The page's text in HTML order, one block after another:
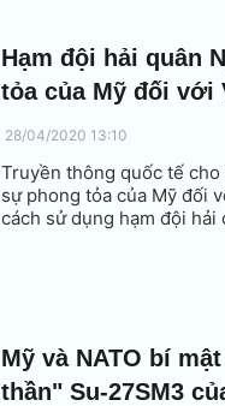
Hạm đội hải quân
tỏa của Mỹ đối với
28/04/2020 13:10
Truyền thông quốc tế
sự phong tỏa của Mỹ đối
cách sử dụng hạm đội hải
Mỹ và NATO bí
thần" Su-27SM3